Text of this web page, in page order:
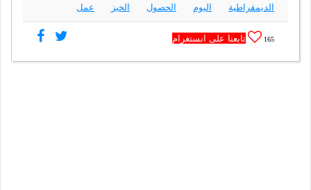
الديمقراطية
اليوم الحصول الخبز عمل
165 تابعنا على انستغرام